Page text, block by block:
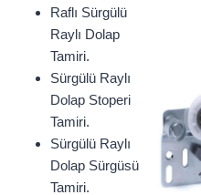
Raflı Sürgülü
Raylı Dolap
Tamiri.
Sürgülü Raylı
Dolap Stoperi
Tamiri.
Sürgülü Raylı
Dolap Sürgüsü
Tamiri.